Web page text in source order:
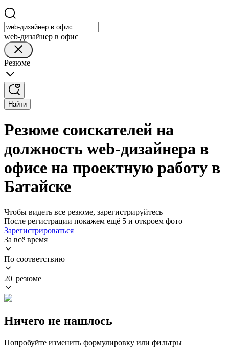
web-дизайнер в офис
Резюме
Найти
Резюме соискателей на
должность web-дизайнера в
офисе на проектную работу в
Батайске
Чтобы видеть все резюме, зарегистрируйтесь
После регистрации покажем ещё 5 и откроем фото
Зарегистрироваться
За всё время
По соответствию
20 резюме
Ничего не нашлось
Попробуйте изменить формулировку или фильтры